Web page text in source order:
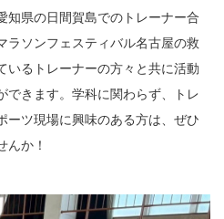
知県の日間賀島でのトレーナー合
ラソンフェスティバル名古屋の救
いるトレーナーの方々と共に活動
できます。学科に関わらず、トレ
ーツ現場に興味のある方は、ぜひ
んか！